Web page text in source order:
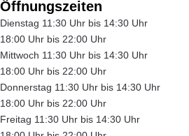
Öffnungszeiten
Dienstag 11:30 Uhr bis 14:30 Uhr
18:00 Uhr bis 22:00 Uhr
Mittwoch 11:30 Uhr bis 14:30 Uhr
18:00 Uhr bis 22:00 Uhr
Donnerstag 11:30 Uhr bis 14:30 Uhr
18:00 Uhr bis 22:00 Uhr
Freitag 11:30 Uhr bis 14:30 Uhr